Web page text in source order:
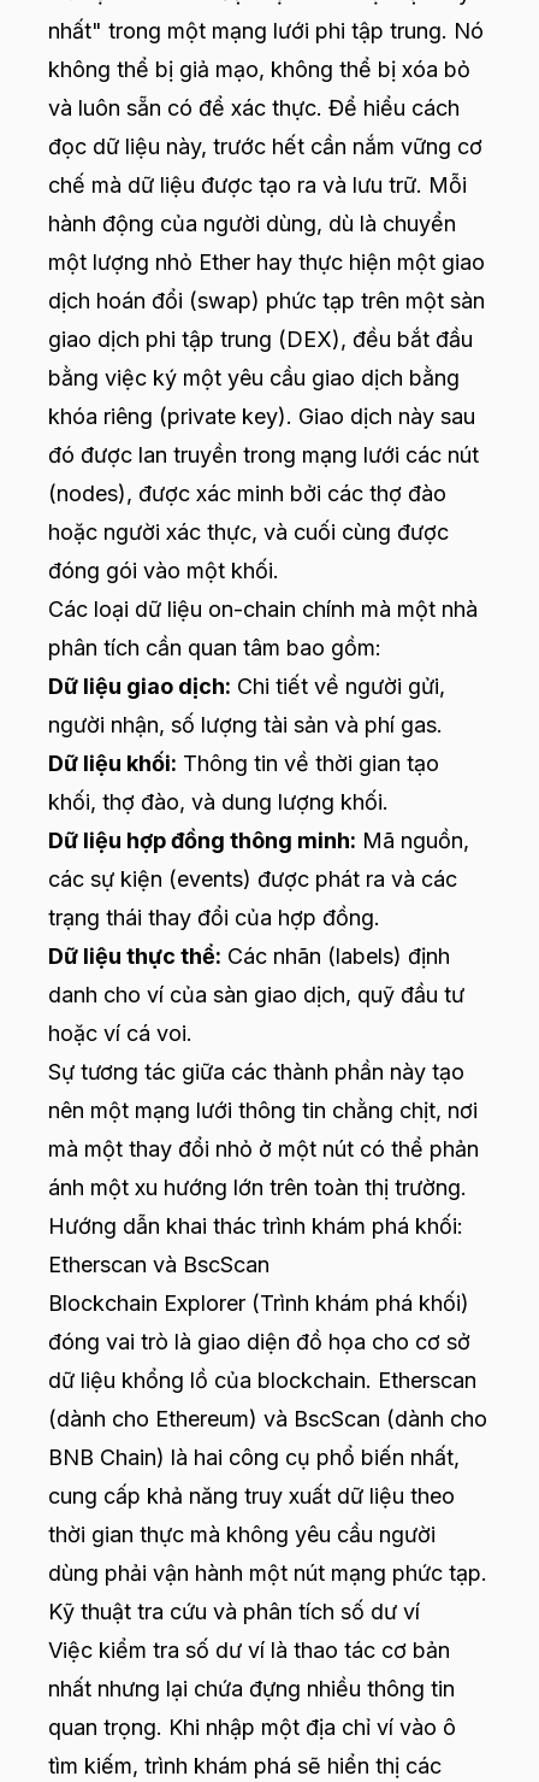
nhất" trong một mạng lưới phi tập trung. Nó
không thể bị giả mạo, không thể bị xóa bỏ
và luôn sẵn có để xác thực. Để hiểu cách
đọc dữ liệu này, trước hết cần nắm vững cơ
chế mà dữ liệu được tạo ra và lưu trữ. Mỗi
hành động của người dùng, dù là chuyển
một lượng nhỏ Ether hay thực hiện một giao
dịch hoán đổi (swap) phức tạp trên một sàn
giao dịch phi tập trung (DEX), đều bắt đầu
bằng việc ký một yêu cầu giao dịch bằng
khóa riêng (private key). Giao dịch này sau
đó được lan truyền trong mạng lưới các nút
(nodes), được xác minh bởi các thợ đào
hoặc người xác thực, và cuối cùng được
đóng gói vào một khối.
Các loại dữ liệu on-chain chính mà một nhà
phân tích cần quan tâm bao gồm:
Dữ liệu giao dịch: Chi tiết về người gửi,
người nhận, số lượng tài sản và phí gas.
Dữ liệu khối: Thông tin về thời gian tạo
khối, thợ đào, và dung lượng khối.
Dữ liệu hợp đồng thông minh: Mã nguồn,
các sự kiện (events) được phát ra và các
trạng thái thay đổi của hợp đồng.
Dữ liệu thực thể: Các nhãn (labels) định
danh cho ví của sàn giao dịch, quỹ đầu tư
hoặc ví cá voi.
Sự tương tác giữa các thành phần này tạo
nên một mạng lưới thông tin chằng chịt, nơi
mà một thay đổi nhỏ ở một nút có thể phản
ánh một xu hướng lớn trên toàn thị trường.
Hướng dẫn khai thác trình khám phá khối:
Etherscan và BscScan
Blockchain Explorer (Trình khám phá khối)
đóng vai trò là giao diện đồ họa cho cơ sở
dữ liệu khổng lồ của blockchain. Etherscan
(dành cho Ethereum) và BscScan (dành cho
BNB Chain) là hai công cụ phổ biến nhất,
cung cấp khả năng truy xuất dữ liệu theo
thời gian thực mà không yêu cầu người
dùng phải vận hành một nút mạng phức tạp.
Kỹ thuật tra cứu và phân tích số dư ví
Việc kiểm tra số dư ví là thao tác cơ bản
nhất nhưng lại chứa đựng nhiều thông tin
quan trọng. Khi nhập một địa chỉ ví vào ô
tìm kiếm, trình khám phá sẽ hiển thị các